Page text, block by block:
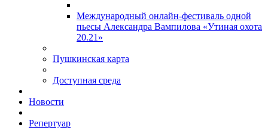
Международный онлайн-фестиваль одной
пьесы Александра Вампилова «Утиная охота
20.21»
Пушкинская карта
Доступная среда
Новости
Репертуар